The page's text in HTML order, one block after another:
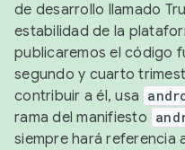
de desarrollo llamado
estabilidad de la
publicaremos el código
segundo y cuarto
contribuir a él, usa
rama del manifiesto
siempre hará referencia